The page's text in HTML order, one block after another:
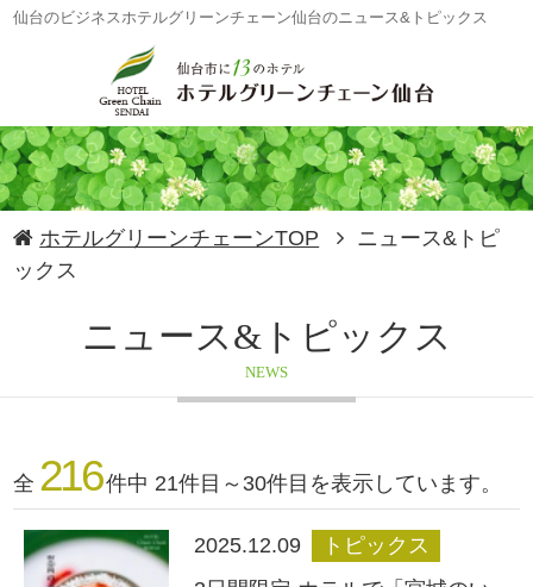
仙台のビジネスホテルグリーンチェーン仙台のニュース&トピックス
ホテルグリーンチェーンTOP
ニュース&トピ
ックス
ニュース&トピックス
NEWS
全 216 件中 21件目～30件目を表示しています。
2025.12.09
トピックス